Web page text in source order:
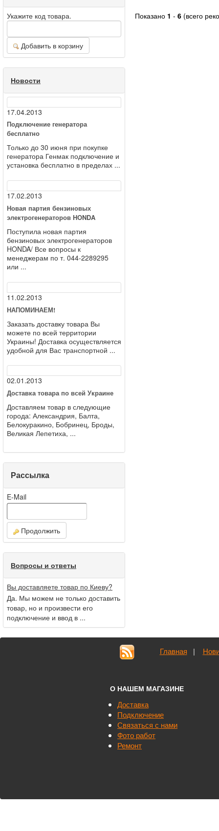
Укажите код товара.
Добавить в корзину
Новости
17.04.2013
Подключение генератора
бесплатно
Только до 30 июня при покупке
генератора Генмак подключение и
установка бесплатно в пределах ...
17.02.2013
Новая партия бензиновых
электрогенераторов HONDA
Поступила новая партия
бензиновых электрогенераторов
HONDA/ Все вопросы к
менеджерам по т. 044-2289295
или ...
11.02.2013
НАПОМИНАЕМ!
Заказать доставку товара Вы
можете по всей территории
Украины! Доставка осуществляется
удобной для Вас транспортной ...
02.01.2013
Доставка товара по всей Украине
Доставляем товар в следующие
города: Александрия, Балта,
Белокуракино, Бобринец, Броды,
Великая Лепетиха, ...
Рассылка
E-Mail
Продолжить
Вопросы и ответы
Вы доставляете товар по Киеву?
Да. Мы можем не только доставить
товар, но и произвести его
подключение и ввод в ...
Показано 1 - 6 (всего
Главная |
О НАШЕМ МАГАЗИНЕ
Доставка
Подключение
Связаться с нами
Фото работ
Ремонт